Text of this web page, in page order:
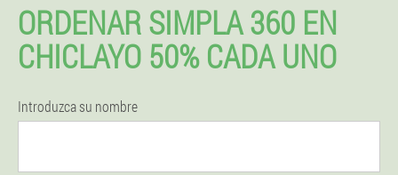
ORDENAR SIMPLA 360 EN
CHICLAYO 50% CADA UNO
Introduzca su nombre